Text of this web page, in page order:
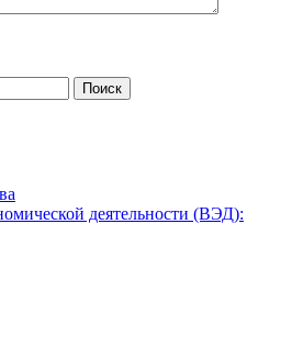
деятельности (ВЭД):